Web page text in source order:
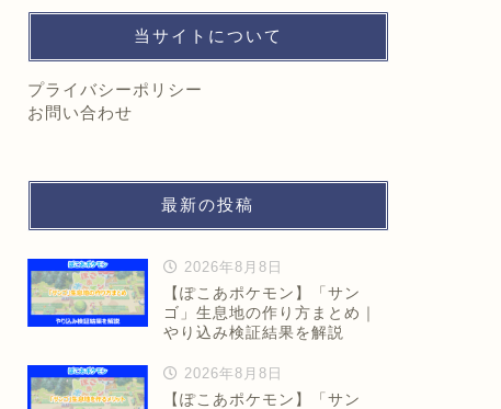
当サイトについて
プライバシーポリシー
お問い合わせ
最新の投稿
2026年8月8日
【ぽこあポケモン】「サン
ゴ」生息地の作り方まとめ｜
やり込み検証結果を解説
2026年8月8日
【ぽこあポケモン】「サン